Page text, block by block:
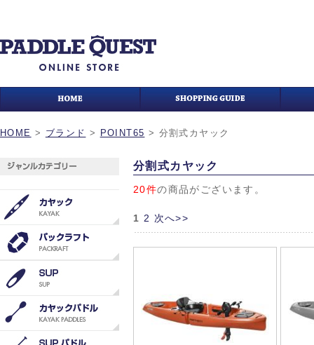
HOME > ブランド > POINT65 > 分割式カヤック
分割式カヤック
20件の商品がございます。
1 2 次へ>>